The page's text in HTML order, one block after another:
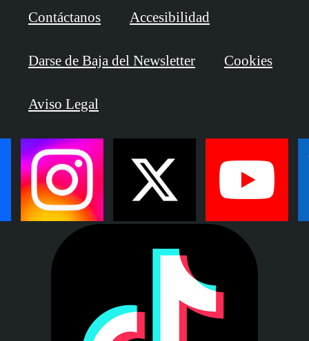
Contáctanos Accesibilidad
Darse de Baja del Newsletter Cookies
Aviso Legal